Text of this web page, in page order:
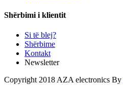
Shërbimi i klientit
Si të blej?
Shërbime
Kontakt
Newsletter
Copyright 2018 AZA electronics By